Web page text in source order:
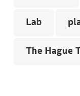
Lab
The Hague